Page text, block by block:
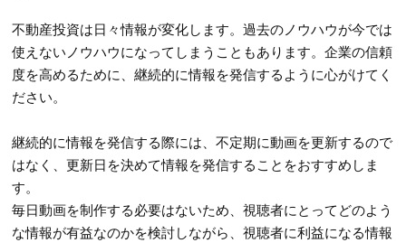
不動産投資は日々情報が変化します。過去のノウハウが今では
使えないノウハウになってしまうこともあります。企業の信頼
度を高めるために、継続的に情報を発信するように心がけてく
ださい。
継続的に情報を発信する際には、不定期に動画を更新するので
はなく、更新日を決めて情報を発信することをおすすめしま
す。
毎日動画を制作する必要はないため、視聴者にとってどのよう
な情報が有益なのかを検討しながら、視聴者に利益になる情報